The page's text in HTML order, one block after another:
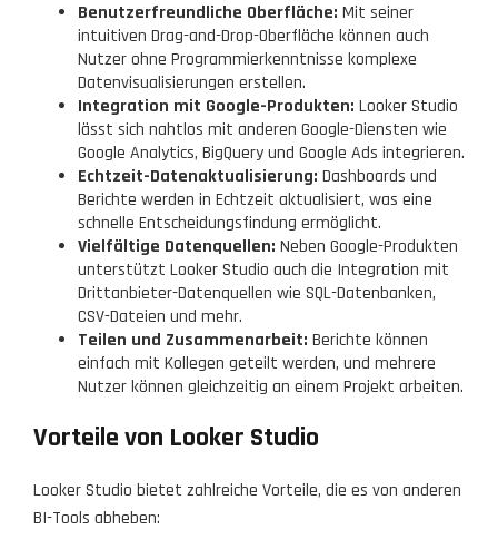
Benutzerfreundliche Oberfläche: Mit seiner
intuitiven Drag-and-Drop-Oberfläche können auch
Nutzer ohne Programmierkenntnisse komplexe
Datenvisualisierungen erstellen.
Integration mit Google-Produkten: Looker Studio
lässt sich nahtlos mit anderen Google-Diensten wie
Google Analytics, BigQuery und Google Ads integrieren.
Echtzeit-Datenaktualisierung: Dashboards und
Berichte werden in Echtzeit aktualisiert, was eine
schnelle Entscheidungsfindung ermöglicht.
Vielfältige Datenquellen: Neben Google-Produkten
unterstützt Looker Studio auch die Integration mit
Drittanbieter-Datenquellen wie SQL-Datenbanken,
CSV-Dateien und mehr.
Teilen und Zusammenarbeit: Berichte können
einfach mit Kollegen geteilt werden, und mehrere
Nutzer können gleichzeitig an einem Projekt arbeiten.
Vorteile von Looker Studio
Looker Studio bietet zahlreiche Vorteile, die es von anderen
BI-Tools abheben: